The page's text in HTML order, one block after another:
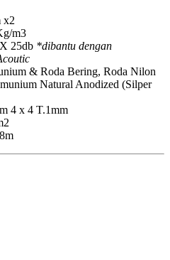
x2
m3
25db *dibantu dengan
& Roda Bering, Roda Nilon
Natural Anodized (Silper
4 x 4 T.1mm